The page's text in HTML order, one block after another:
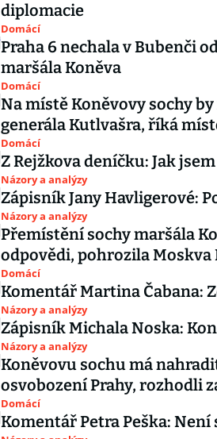
diplomacie
Domácí
Praha 6 nechala v Bubenči
maršála Koněva
Domácí
Na místě Koněvovy sochy
generála Kutlvašra, říká
Domácí
Z Rejžkova deníčku: Jak
Názory a analýzy
Zápisník Jany Havligerové:
Názory a analýzy
Přemístění sochy maršála
odpovědi, pohrozila Moskva
Domácí
Komentář Martina Čabana:
Názory a analýzy
Zápisník Michala Noska:
Názory a analýzy
Koněvovu sochu má
osvobození Prahy, rozhodli
Domácí
Komentář Petra Peška: